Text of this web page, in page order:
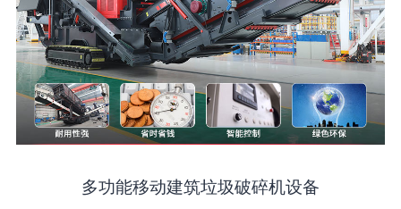
多功能移动建筑垃圾破碎机设备